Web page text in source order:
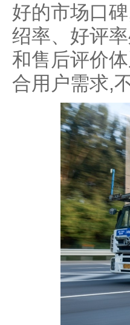
好的市场口
绍率、好评
和售后评价
合用户需求,